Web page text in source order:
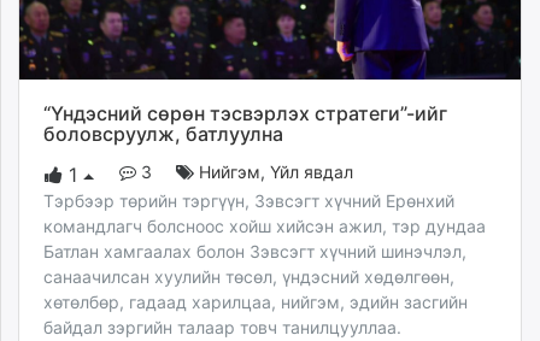
“Үндэсний сөрөн тэсвэрлэх стратеги”-ийг
боловсруулж, батлуулна
1
3 Нийгэм,Үйл явдал
Тэрбээр төрийн тэргүүн, Зэвсэгт хүчний Ерөнхий
командлагч болсноос хойш хийсэн ажил, тэр дундаа
Батлан хамгаалах болон Зэвсэгт хүчний шинэчлэл,
санаачилсан хуулийн төсөл, үндэсний хөдөлгөөн,
хөтөлбөр, гадаад харилцаа, нийгэм, эдийн засгийн
байдал зэргийн талаар товч танилцууллаа.